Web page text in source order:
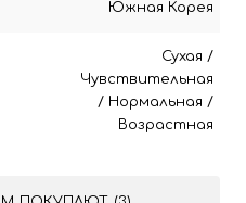
Южная Корея
Сухая /
Чувствительная
/ Нормальная /
Возрастная